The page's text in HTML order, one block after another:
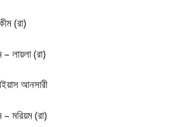
(রা)
– লায়লা (রা)
আনসারী
– মরিয়ম (রা)